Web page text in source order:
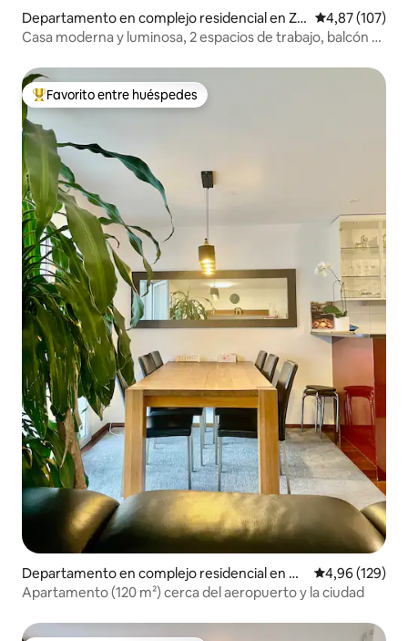
Departamento en complejo residencial en Zú
rich
Calificación
4,87 (107)
Casa moderna y luminosa, 2 espacios de trabajo, balcón y
Favorito entre los huéspedes más destacados
Favorito entre huéspedes
Departamento en complejo residencial en O
pfikon
Calificación
4,96 (129)
Apartamento (120 m²) cerca del aeropuerto y la ciudad